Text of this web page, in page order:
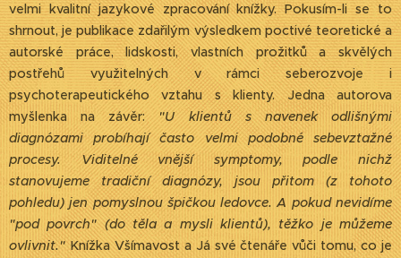
velmi kvalitní jazykové zpracování knížky. Pokusím-li se to
shrnout, je publikace zdařilým výsledkem poctivé teoretické a
autorské práce, lidskosti, vlastních prožitků a skvělých
postřehů využitelných v rámci seberozvoje i
psychoterapeutického vztahu s klienty. Jedna autorova
myšlenka na závěr:"U klientů s navenek odlišnými
diagnózami probíhají často velmi podobné sebevztažné
procesy. Viditelné vnější symptomy, podle nichž
stanovujeme tradiční diagnózy, jsou přitom (z tohoto
pohledu) jen pomyslnou špičkou ledovce. A pokud nevidíme
"pod povrch" (do těla a mysli klientů), těžko je můžeme
ovlivnit."Knížka Všímavost a Já své čtenáře vůči tomu, co je